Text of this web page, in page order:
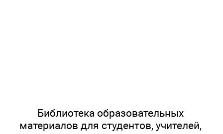
Библиотека образовательных
материалов для студентов, учителей,